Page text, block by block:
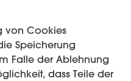
von Cookies
Speicherung
Falle der Ablehnung
dass Teile der